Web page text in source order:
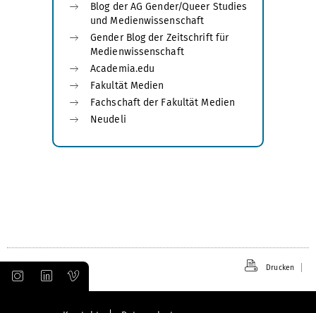
Blog der AG Gender/Queer Studies
und Medienwissenschaft
Gender Blog der Zeitschrift für
Medienwissenschaft
Academia.edu
Fakultät Medien
Fachschaft der Fakultät Medien
Neudeli
Drucken